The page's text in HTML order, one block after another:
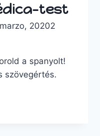
test
20202
a spanyolt!
szövegértés.